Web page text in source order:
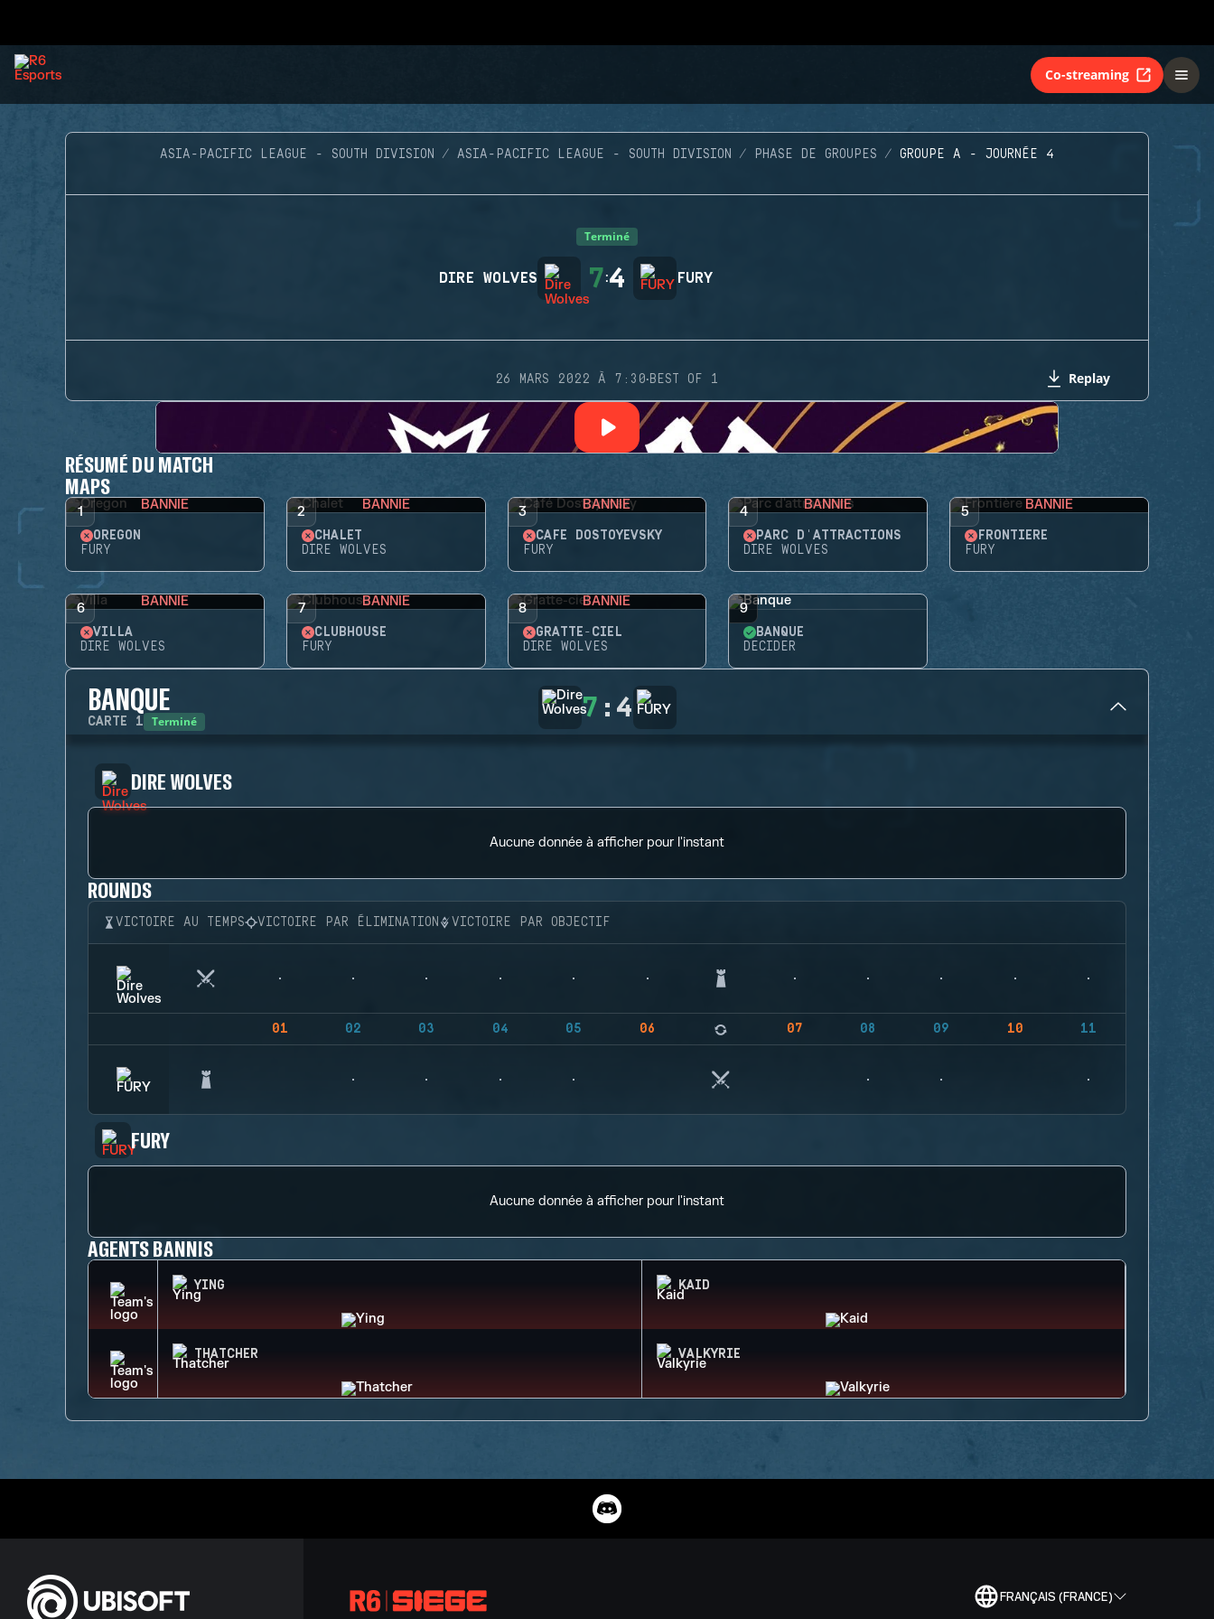
Co-streaming
ASIA-PACIFIC LEAGUE - SOUTH DIVISION ASIA-PACIFIC LEAGUE - SOUTH DIVISION PHASE DE GROUPES GROUPE A - JOURNÉE 4
Terminé
DIRE WOLVES 7:4 FURY
26 MARS 2022 À 7:30·BEST OF 1 Replay
RÉSUMÉ DU MATCH
MAPS
1 BANNIE
OREGON
FURY
2 BANNIE
CHALET
DIRE WOLVES
3 BANNIE
CAFÉ DOSTOYEVSKY
FURY
4 BANNIE
PARC D'ATTRACTIONS
DIRE WOLVES
5 BANNIE
FRONTIÈRE
FURY
6 BANNIE
VILLA
DIRE WOLVES
7 BANNIE
CLUBHOUSE
FURY
8 BANNIE
GRATTE-CIEL
DIRE WOLVES
9
BANQUE
DECIDER
BANQUE
CARTE 1 Terminé 7 : 4
DIRE WOLVES
Aucune donnée à afficher pour l'instant
ROUNDS
VICTOIRE AU TEMPS VICTOIRE PAR ÉLIMINATION VICTOIRE PAR OBJECTIF
01 02 03 04 05 06 07 08 09 10 11
FURY
Aucune donnée à afficher pour l'instant
AGENTS BANNIS
YING KAID
THATCHER VALKYRIE
FRANÇAIS (FRANCE)